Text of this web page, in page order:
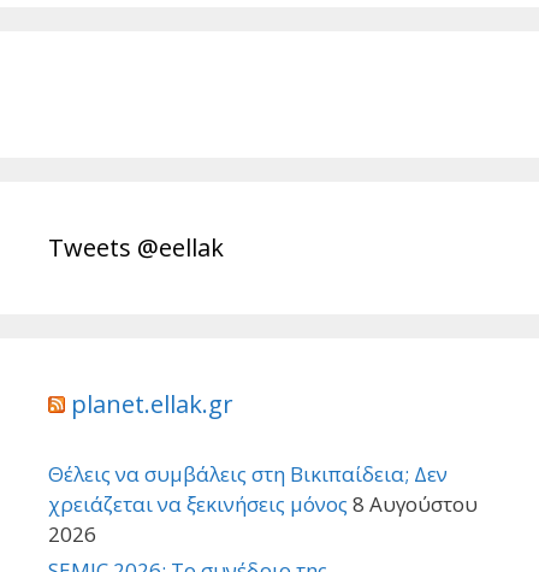
Tweets @eellak
planet.ellak.gr
Θέλεις να συμβάλεις στη Βικιπαίδεια; Δεν
χρειάζεται να ξεκινήσεις μόνος 8 Αυγούστου
2026